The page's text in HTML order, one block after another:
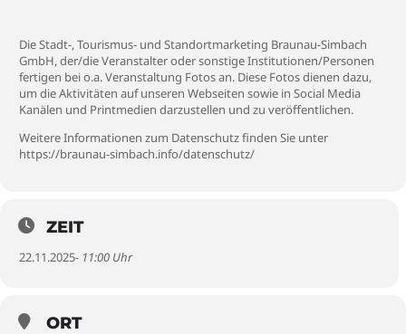
Die Stadt-, Tourismus- und Standortmarketing Braunau-Simbach
GmbH, der/die Veranstalter oder sonstige Institutionen/Personen
fertigen bei o.a. Veranstaltung Fotos an. Diese Fotos dienen dazu,
um die Aktivitäten auf unseren Webseiten sowie in Social Media
Kanälen und Printmedien darzustellen und zu veröffentlichen.
Weitere Informationen zum Datenschutz finden Sie unter
https://braunau-simbach.info/datenschutz/
ZEIT
22.11.2025- 11:00 Uhr
ORT